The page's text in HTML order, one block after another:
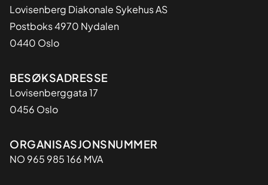
Lovisenberg Diakonale Sykehus AS
Postboks 4970 Nydalen
0440 Oslo
BESØKSADRESSE
Lovisenberggata 17
0456 Oslo
Organisasjon
ORGANISASJONSNUMMER
NO 965 985 166 MVA